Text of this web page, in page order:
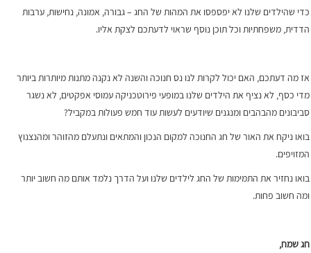
כדי שהילדים שלנו לא יפספסו את המהות של החג – גבורה, אמונה, נחישות, ערבות
הדדית, משפחתיות וכל תוכן נוסף שראוי לדעתכם לצקת אליו.
אז מה דעתכם, האם יכול לקרות לנו נס חנוכה והשנה לא נקנה מתנות מיותרות ביותר
מדי כסף, לא נציף את הילדים שלנו במופעי פירוטכניקה עמוסי אפקטים, לא נשגר
סביבונים מהבהבים ומנגנים שיודעים לעשות עוד חמש פעולות במקביל?
בואו ניקח את האור של חג החנוכה למקום הנכון והמתאים ונתעלם מהזוהר ומהנצנוץ
המזויפים.
בואו נחזיר את התמימות של החג לילדים שלנו ועל הדרך נלמד אותם מה חשוב יותר
ומה חשוב פחות.
חג שמח,